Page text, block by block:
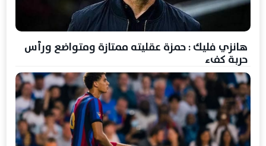
هانزي فليك : حمزة عقليته ممتازة ومتواضع ورأس
حربة كفء